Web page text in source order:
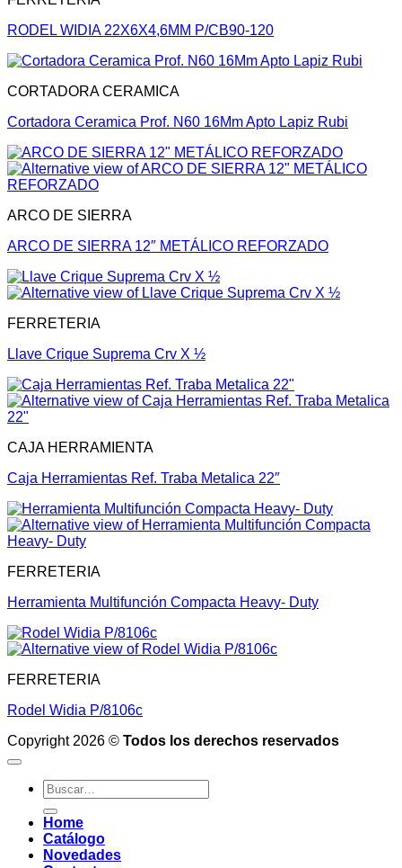
RODEL WIDIA 22X6X4,6MM P/CB90-120
CORTADORA CERAMICA
Cortadora Ceramica Prof. N60 16Mm Apto Lapiz Rubi
ARCO DE SIERRA
ARCO DE SIERRA 12″ METÁLICO REFORZADO
FERRETERIA
Llave Crique Suprema Crv X ½
CAJA HERRAMIENTA
Caja Herramientas Ref. Traba Metalica 22″
FERRETERIA
Herramienta Multifunción Compacta Heavy- Duty
FERRETERIA
Rodel Widia P/8106c
Copyright 2026 © Todos los derechos reservados
Buscar
por:
Home
Catálogo
Novedades